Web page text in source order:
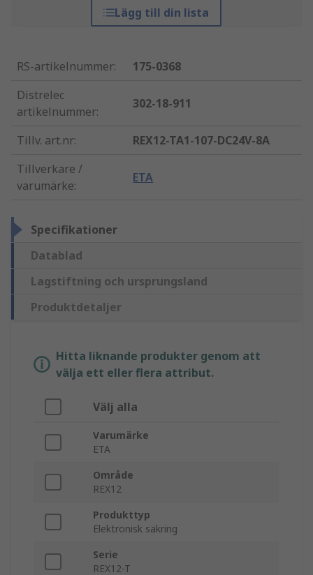
Lägg till din lista
RS-artikelnummer:
175-0368
Distrelec
artikelnummer:
302-18-911
Tillv. art.nr:
REX12-TA1-107-DC24V-8A
Tillverkare /
varumärke:
ETA
Specifikationer
Datablad
Lagstiftning och ursprungsland
Produktdetaljer
Hitta liknande produkter genom att
välja ett eller flera attribut.
Välj alla
Varumärke
ETA
Område
REX12
Produkttyp
Elektronisk säkring
Serie
REX12-T